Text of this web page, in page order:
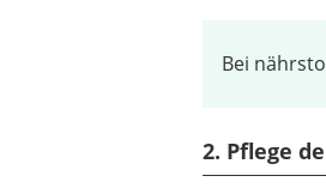
Bei
2. Pflege